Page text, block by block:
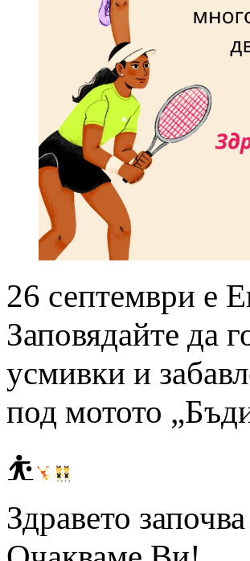
26 септември е
Заповядайте да
усмивки и
под мотото
⛹
Здравето